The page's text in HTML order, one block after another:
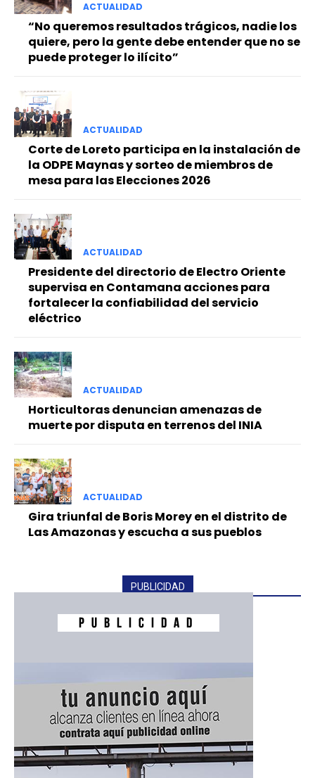
ACTUALIDAD
“No queremos resultados trágicos, nadie los
quiere, pero la gente debe entender que no se
puede proteger lo ilícito”
ACTUALIDAD
Corte de Loreto participa en la instalación de
la ODPE Maynas y sorteo de miembros de
mesa para las Elecciones 2026
ACTUALIDAD
Presidente del directorio de Electro Oriente
supervisa en Contamana acciones para
fortalecer la confiabilidad del servicio
eléctrico
ACTUALIDAD
Horticultoras denuncian amenazas de
muerte por disputa en terrenos del INIA
ACTUALIDAD
Gira triunfal de Boris Morey en el distrito de
Las Amazonas y escucha a sus pueblos
PUBLICIDAD